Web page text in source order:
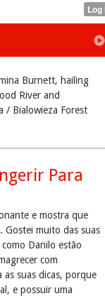
Burnett, hailing
River and
/ Bialowieza Forest
Para
e mostra que
Gostei muito das suas
Danilo estão
com
suas dicas, porque
e possuir uma